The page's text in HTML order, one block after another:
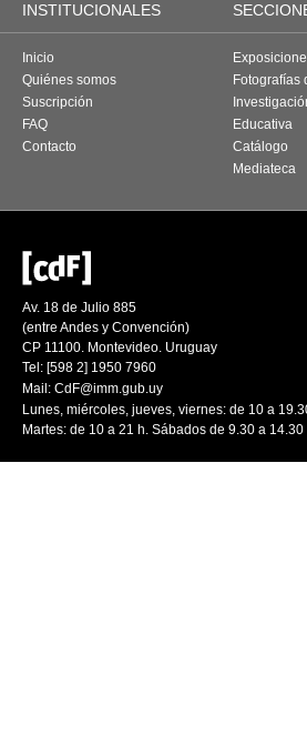
INSTITUCIONALES
Inicio
Quiénes somos
Suscripción
FAQ
Contacto
Fotografías
Educativa
Catálogo
Mediateca
Av. 18 de Julio 885
(entre Andes y Convención)
CP 11100. Montevideo. Uruguay
Tel: [598 2] 1950 7960
Mail: CdF@imm.gub.uy
Lunes, miércoles, jueves, viernes: de 10 a
Martes: de 10 a 21 h. Sábados de 9.30 a 14.30